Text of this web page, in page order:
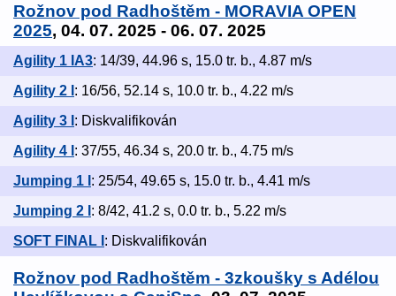
Rožnov pod Radhoštěm - MORAVIA OPEN
2025, 04. 07. 2025 - 06. 07. 2025
Agility 1 IA3: 14/39, 44.96 s, 15.0 tr. b., 4.87 m/s
Agility 2 I : 16/56, 52.14 s, 10.0 tr. b., 4.22 m/s
Agility 3 I : Diskvalifikován
Agility 4 I : 37/55, 46.34 s, 20.0 tr. b., 4.75 m/s
Jumping 1 I : 25/54, 49.65 s, 15.0 tr. b., 4.41 m/s
Jumping 2 I : 8/42, 41.2 s, 0.0 tr. b., 5.22 m/s
SOFT FINAL I : Diskvalifikován
Rožnov pod Radhoštěm - 3zkoušky s Adélou